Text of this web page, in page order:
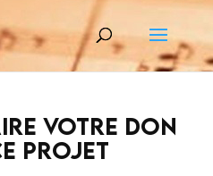
votre don
projet